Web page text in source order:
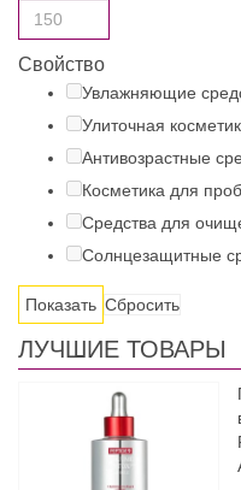
Свойство
Увлажняющие
Улиточная
Антивозрастные
Косметика для
Средства для
Солнцезащитные
Сбросить
ЛУЧШИЕ ТОВАРЫ